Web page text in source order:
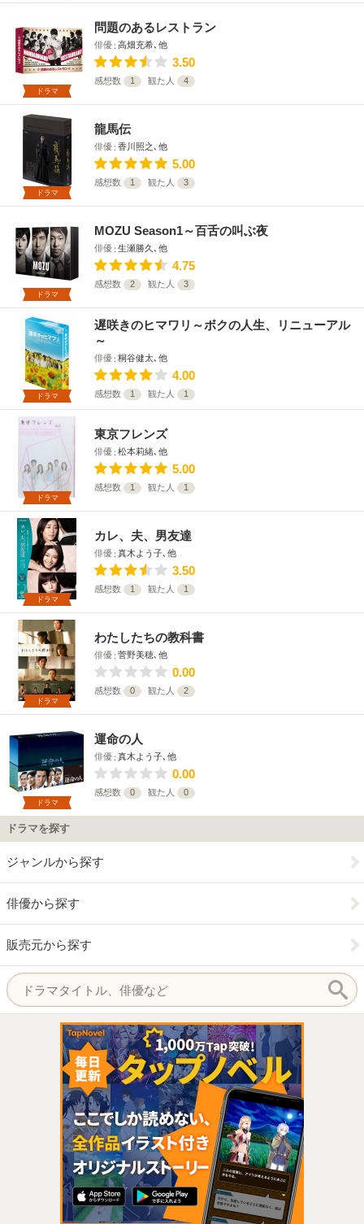
ドラマ
問題のあるレストラン
俳優 高畑充希､他
3.50
感想数 1 観た人 4
ドラマ
龍馬伝
俳優 香川照之､他
5.00
感想数 1 観た人 3
ドラマ
MOZU Season1～百舌の叫ぶ夜
俳優 生瀬勝久､他
4.75
感想数 2 観た人 3
ドラマ
遅咲きのヒマワリ～ボクの人生、リニューアル
～
俳優 桐谷健太､他
4.00
感想数 1 観た人 1
ドラマ
東京フレンズ
俳優 松本莉緒､他
5.00
感想数 1 観た人 1
ドラマ
カレ、夫、男友達
俳優 真木よう子､他
3.50
感想数 1 観た人 1
ドラマ
わたしたちの教科書
俳優 菅野美穂､他
0.00
感想数 0 観た人 2
ドラマ
運命の人
俳優 真木よう子､他
0.00
感想数 0 観た人 0
ドラマを探す
ジャンルから探す
俳優から探す
販売元から探す